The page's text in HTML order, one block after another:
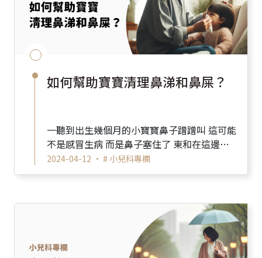
如何幫助寶寶清理鼻涕和鼻屎？
一聽到出生幾個月的小寶寶鼻子蹭蹭叫 這可能
不是感冒生病 而是鼻子塞住了 東和在這邊教
2024-04-12 • # 小兒科專欄